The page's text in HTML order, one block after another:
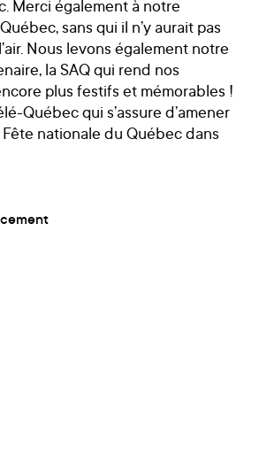
Merci également à notre
sans qui il n’y aurait pas
Nous levons également notre
la SAQ qui rend nos
plus festifs et mémorables !
Québec qui s’assure d’amener
nationale du Québec dans